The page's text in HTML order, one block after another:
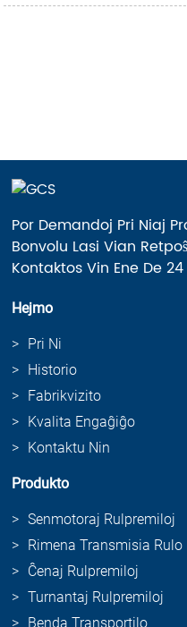
Por Demandoj Pri Niaj
Bonvolu Lasi Vian
Kontaktos Vin Ene De
Hejmo
Pri Ni
Historio
Fabrikvizito
Kvalita Engaĝiĝo
Kontaktu Nin
Produkto
Senmotoraj Rulpremiloj
Rimena Transmisia Rulo
Ĉenaj Rulpremiloj
Turnantaj Rulpremiloj
Benda Transportilo